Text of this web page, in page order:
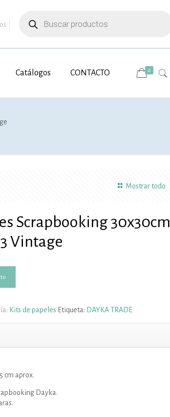
productos
Catálogos CONTACTO 0
Mostrar todo
Scrapbooking 30x30cm
Vintage
Kits de papeles Etiqueta: DAYKA TRADE
cm aprox.
Dayka.